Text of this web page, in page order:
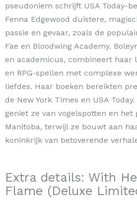
pseudoniem schrijft USA Today-
Fenna Edgewood duistere,
passie en gevaar, zoals de
Fae en Bloodwing Academy.
en academicus, combineert haar
en RPG-spellen met complexe
liefdes. Haar boeken bereikten
de New York Times en USA
geniet ze van vogelspotten en het
Manitoba, terwijl ze bouwt aan
koninkrijk van betoverende
Extra details: With
Flame (Deluxe